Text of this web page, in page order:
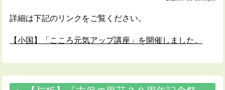
詳細は下記のリンクをご覧ください。
【小国】「こころ元気アップ講座」を開催しました。